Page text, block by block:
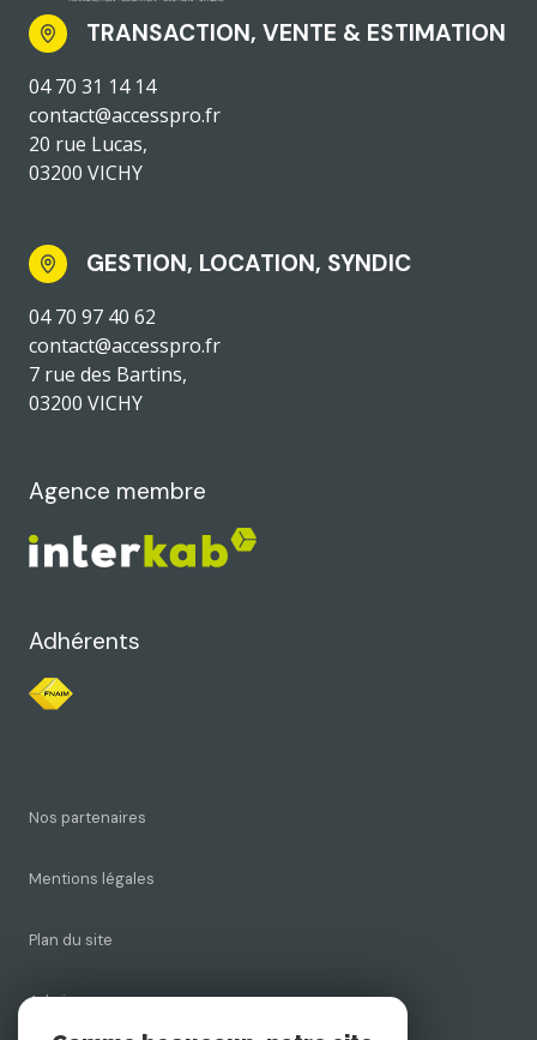
TRANSACTION, VENTE & ESTIMATION
04 70 31 14 14
contact@accesspro.fr
20 rue Lucas,
03200 VICHY
GESTION, LOCATION, SYNDIC
04 70 97 40 62
contact@accesspro.fr
7 rue des Bartins,
03200 VICHY
Agence membre
Adhérents
Nos partenaires
Mentions légales
Plan du site
Admin